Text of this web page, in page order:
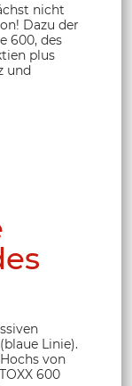
nicht
Dazu der
600, des
plus
und
Linie).
von
600